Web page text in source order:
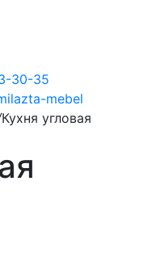
30-35
ilazta-mebel
Кухня угловая